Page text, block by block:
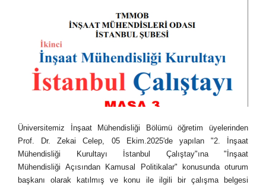
Üniversitemiz İnşaat Mühendisliği Bölümü öğretim üyelerinden
Prof. Dr. Zekai Celep, 05 Ekim.2025'de yapılan "2. İnşaat
Mühendisliği Kurultayı İstanbul Çalıştay"ına "İnşaat
Mühendisliği Açısından Kamusal Politikalar" konusunda oturum
başkanı olarak katılmış ve konu ile ilgili bir çalışma belgesi